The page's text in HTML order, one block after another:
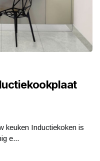
keuken Inductiekoken is
e...